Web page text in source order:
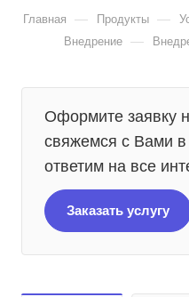
Главная — Продукты —
Внедрение —
Оформите заявку
свяжемся с Вами
ответим на все
Заказать услугу